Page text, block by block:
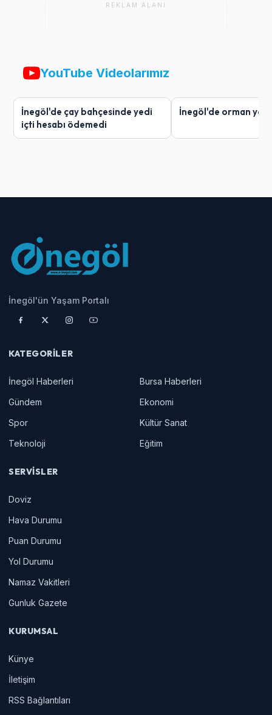
REKLAM ALANI
YouTube Videolarımız
İnegöl'de çay bahçesinde yedi
içti hesabı ödemedi
İnegöl'de orman
İnegöl'ün Yaşam Portalı
KATEGORILER
İnegöl Haberleri
Bursa Haberleri
Gündem
Ekonomi
Spor
Kültür Sanat
Teknoloji
Eğitim
SERVISLER
Doviz
Hava Durumu
Puan Durumu
Yol Durumu
Namaz Vakitleri
Gunluk Gazete
KURUMSAL
Künye
İletişim
RSS Bağlantıları